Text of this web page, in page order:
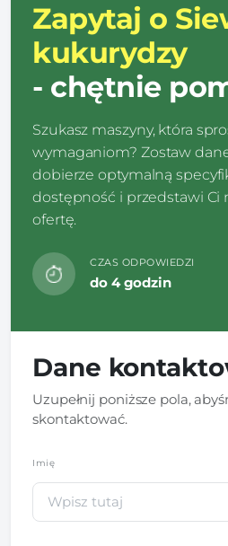
Zapytaj o
kukurydzy
- chętnie
Szukasz maszyny, która
wymaganiom? Zostaw
dobierze optymalną
dostępność i przedstawi Ci
ofertę.
CZAS ODPOWIEDZI
do 4 godzin
Dane
Uzupełnij poniższe pola,
skontaktować.
Imię